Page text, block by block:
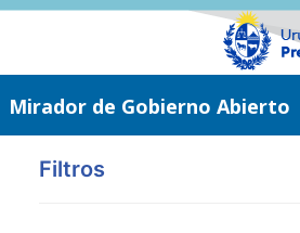
Saltar
Mirador de Gobierno Abierto
Filtros